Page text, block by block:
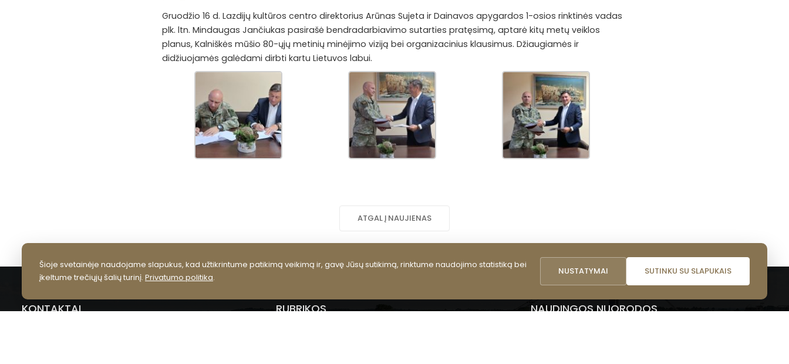
Gruodžio 16 d. Lazdijų kultūros centro direktorius Arūnas Sujeta ir Dainavos apygardos 1-osios rinktinės vadas
plk. ltn. Mindaugas Jančiukas pasirašė bendradarbiavimo sutarties pratęsimą, aptarė kitų metų veiklos
planus, Kalniškės mūšio 80-ųjų metinių minėjimo viziją bei organizacinius klausimus. Džiaugiamės ir
didžiuojamės galėdami dirbti kartu Lietuvos labui.
ATGAL Į NAUJIENAS
KONTAKTAI RUBRIKOS NAUDINGOS NUORODOS
Šioje svetainėje naudojame slapukus, kad užtikrintume patikimą veikimą ir, gavę Jūsų sutikimą, rinktume naudojimo statistiką bei
įkeltume trečiųjų šalių turinį. Privatumo politika.
NUSTATYMAI SUTINKU SU SLAPUKAIS